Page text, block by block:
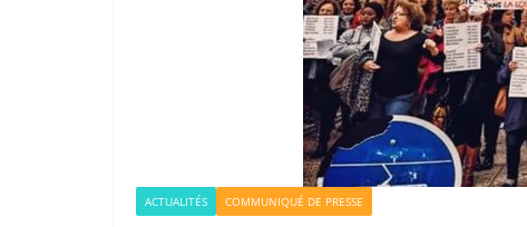
ACTUALITÉS COMMUNIQUÉ DE PRESSE